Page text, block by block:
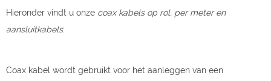
Hieronder vindt u onze coax kabels op rol, per meter en
aansluitkabels:
Coax kabel wordt gebruikt voor het aanleggen van een